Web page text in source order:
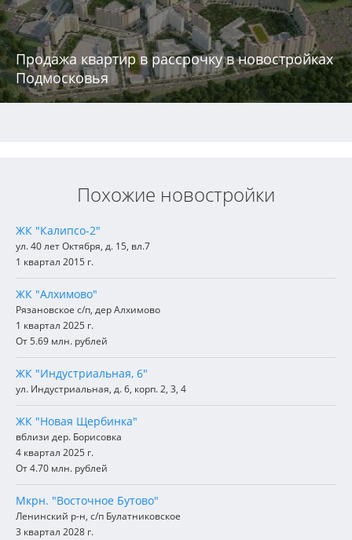
Продажа квартир в рассрочку в новостройках
Подмосковья
Похожие новостройки
ЖК "Калипсо-2"
ул. 40 лет Октября, д. 15, вл.7
1 квартал 2015 г.
ЖК "Алхимово"
Рязановское с/п, дер Алхимово
1 квартал 2025 г.
От 5.69 млн. рублей
ЖК "Индустриальная, 6"
ул. Индустриальная, д. 6, корп. 2, 3, 4
ЖК "Новая Щербинка"
вблизи дер. Борисовка
4 квартал 2025 г.
От 4.70 млн. рублей
Мкрн. "Восточное Бутово"
Ленинский р-н, с/п Булатниковское
3 квартал 2028 г.